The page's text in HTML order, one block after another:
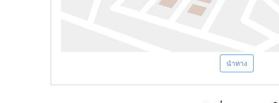
นำทาง